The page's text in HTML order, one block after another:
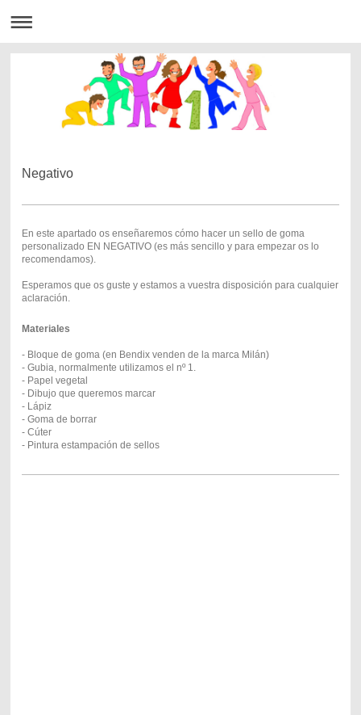
Negativo
En este apartado os enseñaremos cómo hacer un sello de goma
personalizado EN NEGATIVO (es más sencillo y para empezar os lo
recomendamos).
Esperamos que os guste y estamos a vuestra disposición para cualquier
aclaración.
Materiales
- Bloque de goma (en Bendix venden de la marca Milán)
- Gubia, normalmente utilizamos el nº 1.
- Papel vegetal
- Dibujo que queremos marcar
- Lápiz
- Goma de borrar
- Cúter
- Pintura estampación de sellos